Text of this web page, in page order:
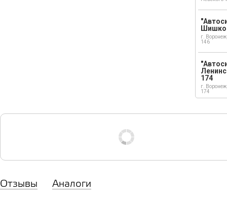
г.
146
174
г.
174
Отзывы Аналоги